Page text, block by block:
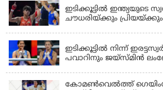
ഇടിക്കൂട്ടിൽ ഇന്ത്യയുടെ
ചൗധരിയ്ക്കും
ഇടിക്കൂട്ടിൽ നിന്ന് ഇരട്ടസ്വർണവുമായി ഇന്ത്യ, പ്രീതി
പവാറിനും ജയ്സ്മിന്‍
കോമണ്‍വെല്‍ത്ത്